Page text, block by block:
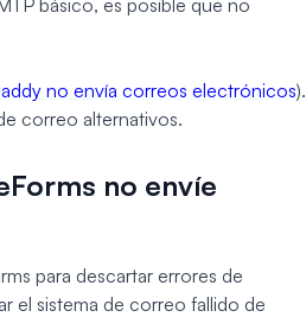
no envía correos electrónicos).
correo alternativos.
no envíe
para descartar errores de
el sistema de correo fallido de